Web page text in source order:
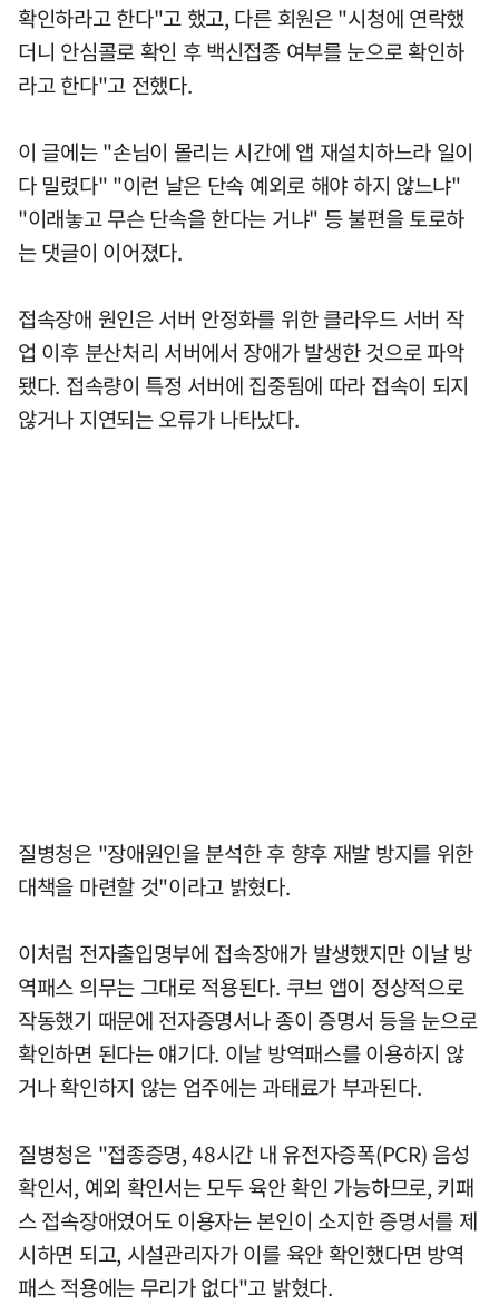
확인하라고 한다"고 했고, 다른 회원은 "시청에 연락했
더니 안심콜로 확인 후 백신접종 여부를 눈으로 확인하
라고 한다"고 전했다.
이 글에는 "손님이 몰리는 시간에 앱 재설치하느라 일이
다 밀렸다" "이런 날은 단속 예외로 해야 하지 않느냐"
"이래놓고 무슨 단속을 한다는 거냐" 등 불편을 토로하
는 댓글이 이어졌다.
접속장애 원인은 서버 안정화를 위한 클라우드 서버 작
업 이후 분산처리 서버에서 장애가 발생한 것으로 파악
됐다. 접속량이 특정 서버에 집중됨에 따라 접속이 되지
않거나 지연되는 오류가 나타났다.
질병청은 "장애원인을 분석한 후 향후 재발 방지를 위한
대책을 마련할 것"이라고 밝혔다.
이처럼 전자출입명부에 접속장애가 발생했지만 이날 방
역패스 의무는 그대로 적용된다. 쿠브 앱이 정상적으로
작동했기 때문에 전자증명서나 종이 증명서 등을 눈으로
확인하면 된다는 얘기다. 이날 방역패스를 이용하지 않
거나 확인하지 않는 업주에는 과태료가 부과된다.
질병청은 "접종증명, 48시간 내 유전자증폭(PCR) 음성
확인서, 예외 확인서는 모두 육안 확인 가능하므로, 키패
스 접속장애였어도 이용자는 본인이 소지한 증명서를 제
시하면 되고, 시설관리자가 이를 육안 확인했다면 방역
패스 적용에는 무리가 없다"고 밝혔다.